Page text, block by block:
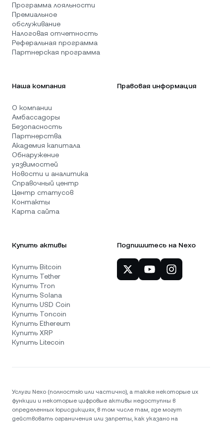
Программа лояльности
Премиальное
обслуживание
Налоговая отчетность
Реферальная программа
Партнерская программа
Наша компания
О компании
Амбассадоры
Безопасность
Партнерства
Академия капитала
Обнаружение
уязвимостей
Новости и аналитика
Справочный центр
Центр статусов
Контакты
Карта сайта
Правовая информация
Купить активы
Купить Bitcoin
Купить Tether
Купить Tron
Купить Solana
Купить USD Coin
Купить Toncoin
Купить Ethereum
Купить XRP
Купить Litecoin
Подпишитесь на Nexo
Услуги Nexo (полностью или частично), а также некоторые их
функции и некоторые цифровые активы недоступны в
определенных юрисдикциях, в том числе там, где могут
действовать ограничения или запреты, как указано на